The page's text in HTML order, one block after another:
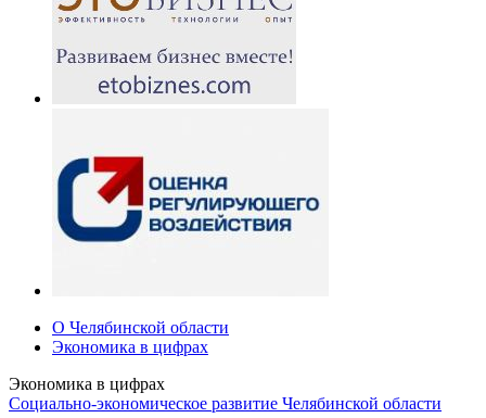
О Челябинской области
Экономика в цифрах
Экономика в цифрах
Социально-экономическое развитие Челябинской области